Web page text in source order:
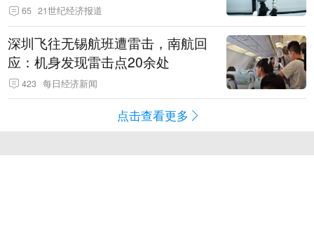
65 21世纪经济报道
深圳飞往无锡航班遭雷击，南航回
应：机身发现雷击点20余处
423 每日经济新闻
点击查看更多